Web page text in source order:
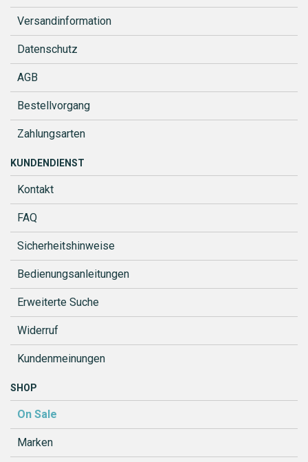
Versandinformation
Datenschutz
AGB
Bestellvorgang
Zahlungsarten
KUNDENDIENST
Kontakt
FAQ
Sicherheitshinweise
Bedienungsanleitungen
Erweiterte Suche
Widerruf
Kundenmeinungen
SHOP
On Sale
Marken